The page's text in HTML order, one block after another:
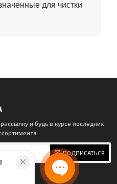
для чистки
и будь в курсе последних
ПОДПИСАТЬСЯ